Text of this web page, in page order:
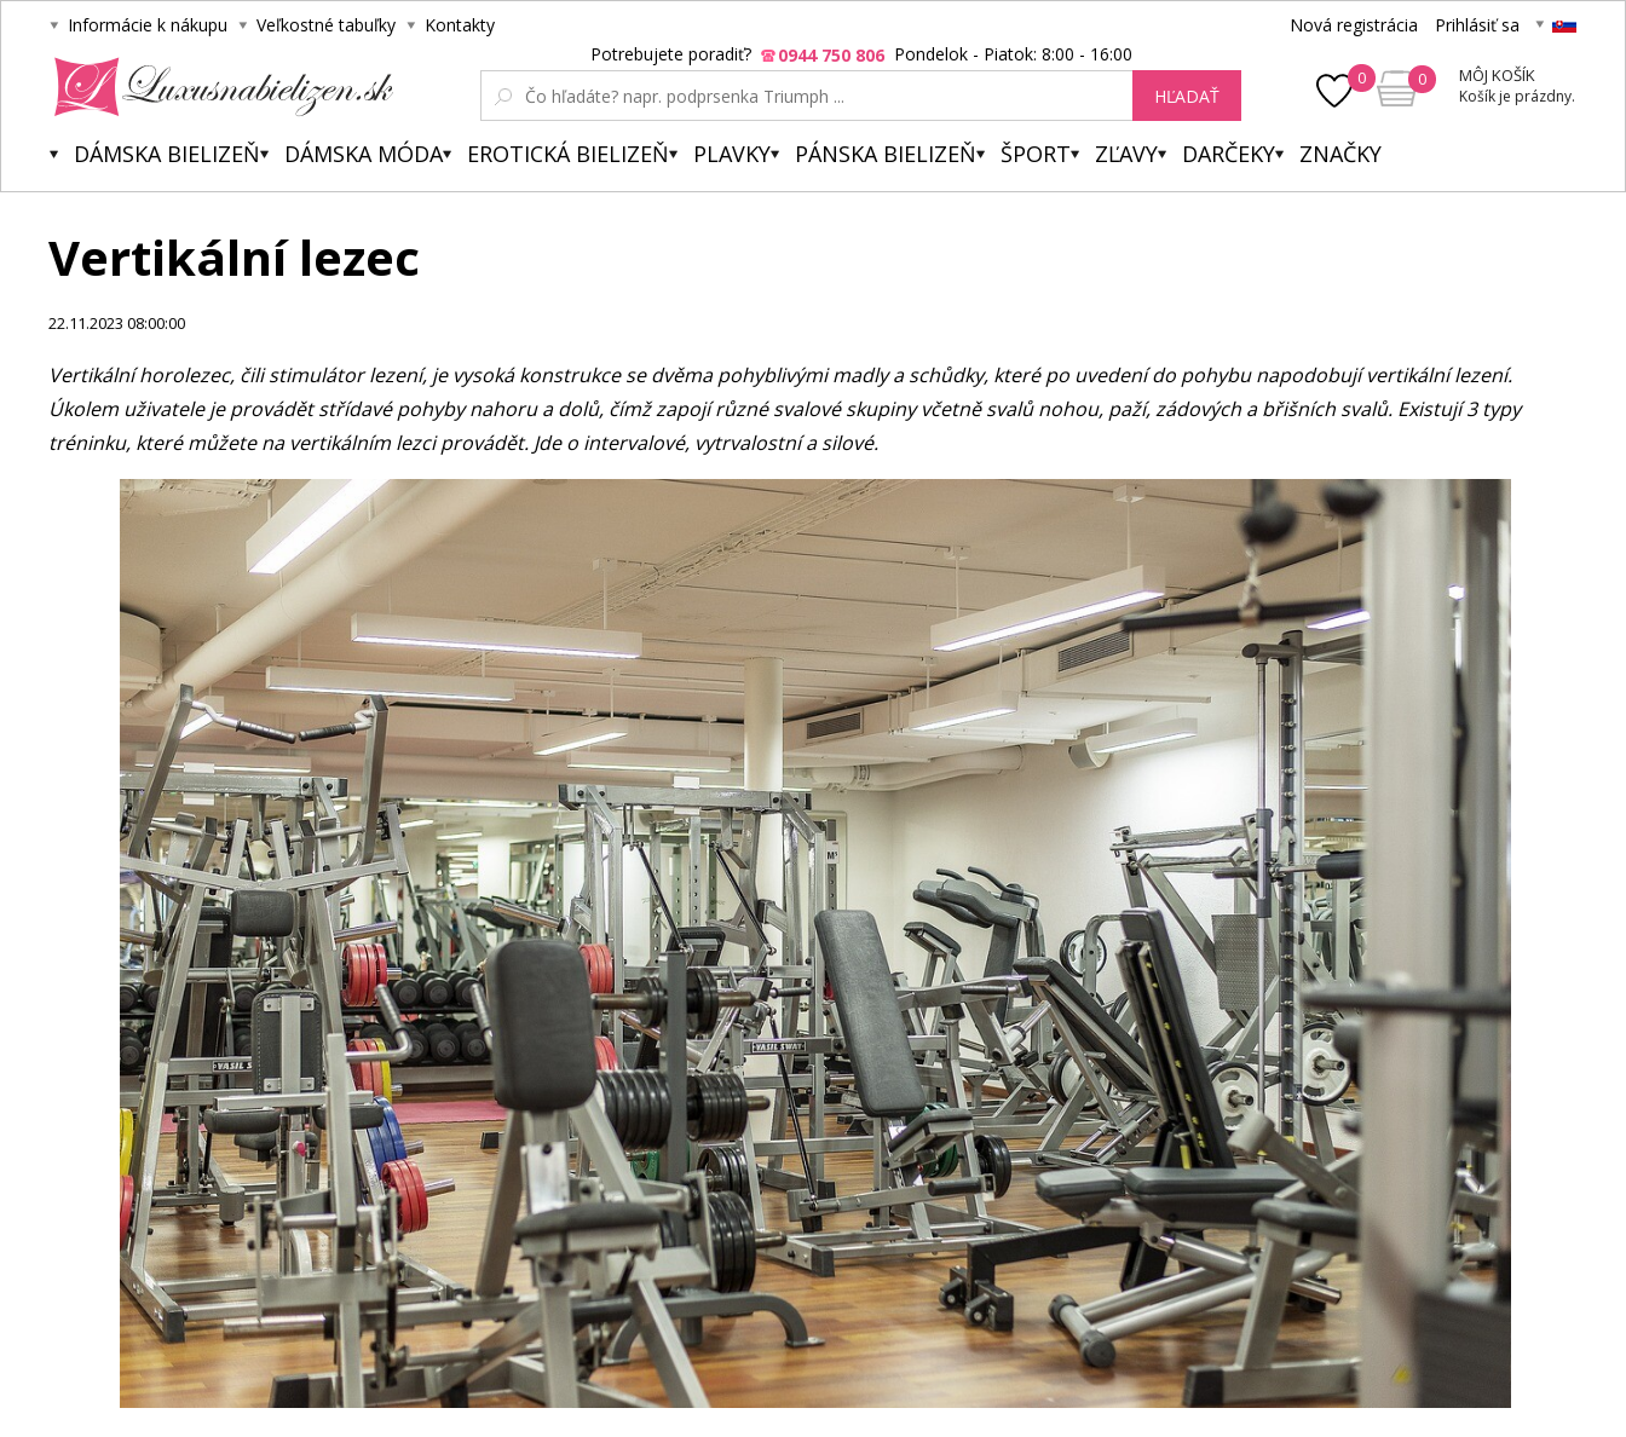
Informácie k nákupu Veľkostné tabuľky Kontakty Nová registrácia Prihlásiť sa
0 0 MÔJ KOŠÍK
Košík je prázdny.
Potrebujete poradiť? 0944 750 806 Pondelok - Piatok: 8:00 - 16:00
HĽADAŤ
DÁMSKA BIELIZEŇ DÁMSKA MÓDA EROTICKÁ BIELIZEŇ PLAVKY PÁNSKA BIELIZEŇ ŠPORT ZĽAVY DARČEKY ZNAČKY
Vertikální lezec
22.11.2023 08:00:00
Vertikální horolezec, čili stimulátor lezení, je vysoká konstrukce se dvěma pohyblivými madly a schůdky, které po uvedení do pohybu napodobují vertikální lezení.
Úkolem uživatele je provádět střídavé pohyby nahoru a dolů, čímž zapojí různé svalové skupiny včetně svalů nohou, paží, zádových a břišních svalů. Existují 3 typy
tréninku, které můžete na vertikálním lezci provádět. Jde o intervalové, vytrvalostní a silové.